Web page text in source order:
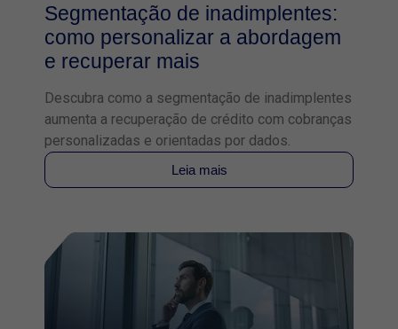
Segmentação de inadimplentes:
como personalizar a abordagem
e recuperar mais
Descubra como a segmentação de inadimplentes
aumenta a recuperação de crédito com cobranças
personalizadas e orientadas por dados.
Leia mais